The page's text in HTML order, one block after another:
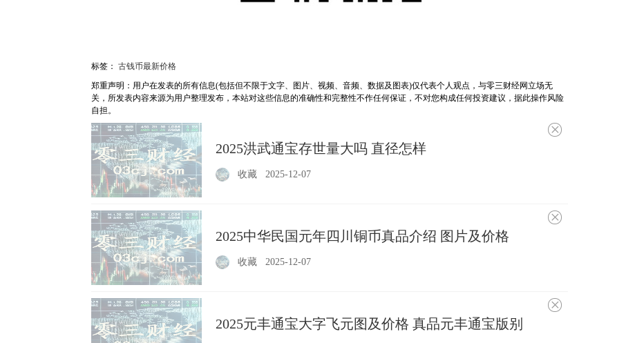
标签： 古钱币最新价格
郑重声明：用户在发表的所有信息(包括但不限于文字、图片、视频、音频、数据及图表)仅代表个人观点，与零三财经网立场无
关，所发表内容来源为用户整理发布，本站对这些信息的准确性和完整性不作任何保证，不对您构成任何投资建议，据此操作风险
自担。
2025洪武通宝存世量大吗 直径怎样
收藏 2025-12-07
不
感
2025中华民国元年四川铜币真品介绍 图片及价格
收藏 2025-12-07
不
感
2025元丰通宝大字飞元图及价格 真品元丰通宝版别
不
感